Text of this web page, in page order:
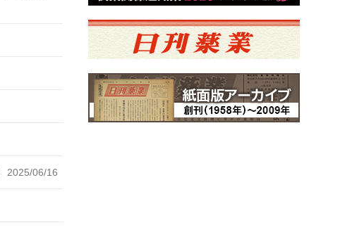
2025/06/16